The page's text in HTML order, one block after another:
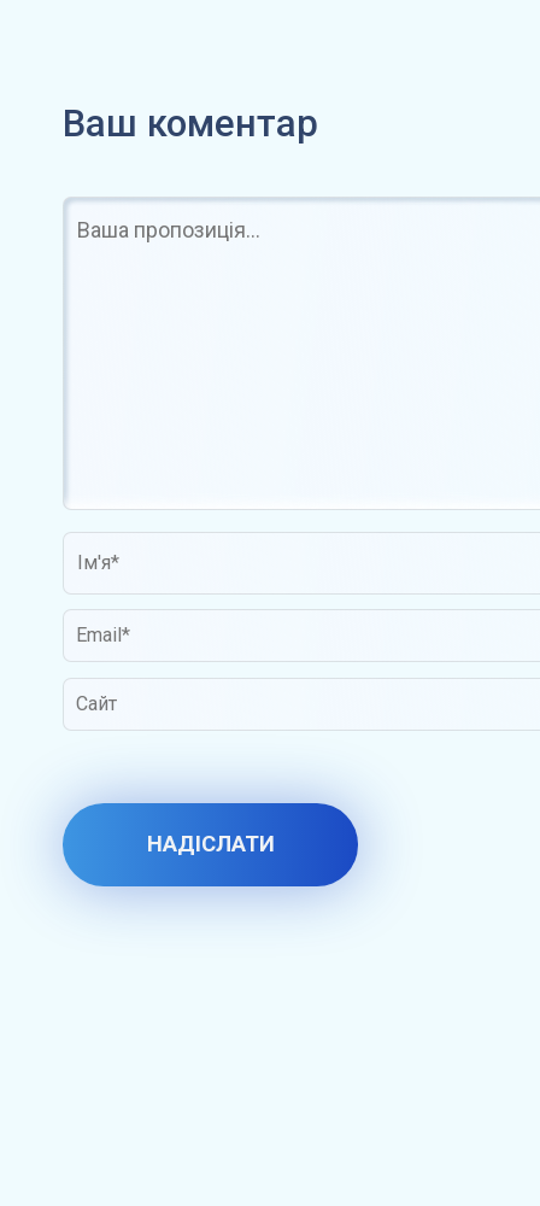
Ваш коментар